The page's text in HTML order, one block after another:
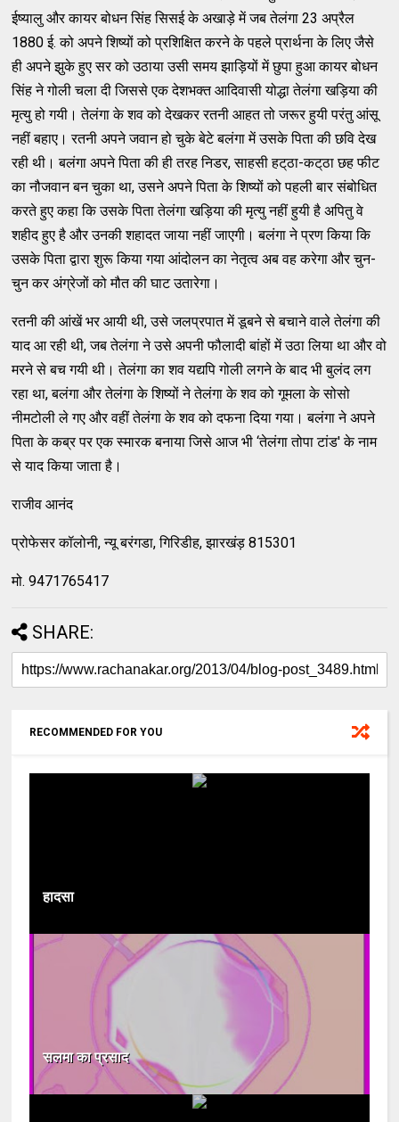
ईष्‍यालु और कायर बोधन सिंह सिसई के अखाड़े में जब तेलंगा 23 अप्रैल
1880 ई. को अपने शिष्‍यों को प्रशिक्षित करने के पहले प्रार्थना के लिए जैसे
ही अपने झुके हुए सर को उठाया उसी समय झाड़ियों में छुपा हुआ कायर बोधन
सिंह ने गोली चला दी जिससे एक देशभक्‍त आदिवासी योद्धा तेलंगा खड़िया की
मृत्‍यु हो गयी। तेलंगा के शव को देखकर रतनी आहत तो जरूर हुयी परंतु आंसू
नहीं बहाए। रतनी अपने जवान हो चुके बेटे बलंगा में उसके पिता की छवि देख
रही थी। बलंगा अपने पिता की ही तरह निडर, साहसी हट्‌ठा-कट्‌ठा छह फीट
का नौजवान बन चुका था, उसने अपने पिता के शिष्‍यों को पहली बार संबोधित
करते हुए कहा कि उसके पिता तेलंगा खड़िया की मृत्‍यु नहीं हुयी है अपितु वे
शहीद हुए है और उनकी शहादत जाया नहीं जाएगी। बलंगा ने प्रण किया कि
उसके पिता द्वारा शुरू किया गया आंदोलन का नेतृत्‍व अब वह करेगा और चुन-
चुन कर अंग्रेजों को मौत की घाट उतारेगा।
रतनी की आंखें भर आयी थी, उसे जलप्रपात में डूबने से बचाने वाले तेलंगा की
याद आ रही थी, जब तेलंगा ने उसे अपनी फौलादी बांहों में उठा लिया था और वो
मरने से बच गयी थी। तेलंगा का शव यद्यपि गोली लगने के बाद भी बुलंद लग
रहा था, बलंगा और तेलंगा के शिष्‍यों ने तेलंगा के शव को गूमला के सोसो
नीमटोली ले गए और वहीं तेलंगा के शव को दफना दिया गया। बलंगा ने अपने
पिता के कब्र पर एक स्‍मारक बनाया जिसे आज भी ‘तेलंगा तोपा टांड' के नाम
से याद किया जाता है।
राजीव आनंद
प्रोफेसर कॉलोनी, न्‍यू बरंगडा, गिरिडीह, झारखंड़ 815301
मो. 9471765417
SHARE:
RECOMMENDED FOR YOU
हादसा
सलमा का प्रसाद